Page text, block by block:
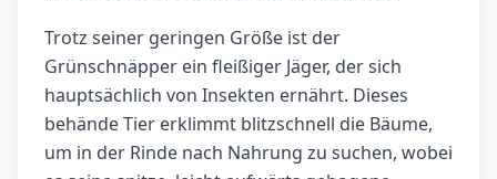
Trotz seiner geringen Größe ist der
Grünschnäpper ein fleißiger Jäger, der sich
hauptsächlich von Insekten ernährt. Dieses
behände Tier erklimmt blitzschnell die Bäume,
um in der Rinde nach Nahrung zu suchen, wobei